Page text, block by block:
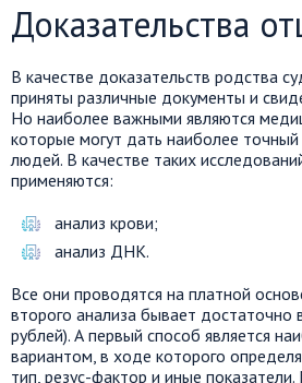
Доказательства
В качестве доказательств родства
приняты различные документы и
Но наиболее важными являются
которые могут дать наиболее
людей. В качестве таких
применяются:
анализ крови;
анализ ДНК.
Все они проводятся на платной
второго анализа бывает достаточно
рублей). А первый способ является
вариантом, в ходе которого
тип, резус-фактор и иные